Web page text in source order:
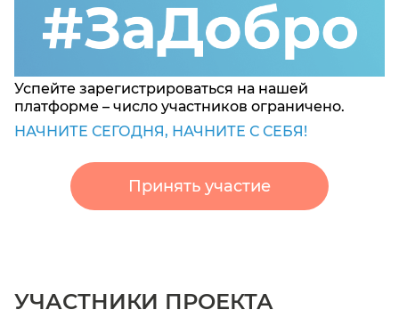
Успейте зарегистрироваться на нашей
платформе – число участников ограничено.
НАЧНИТЕ СЕГОДНЯ, НАЧНИТЕ С СЕБЯ!
Принять участие
УЧАСТНИКИ ПРОЕКТА